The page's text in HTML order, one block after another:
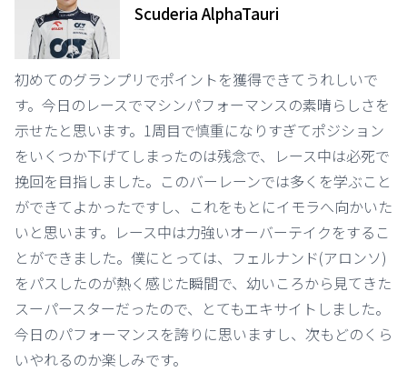
Scuderia AlphaTauri
初めてのグランプリでポイントを獲得できてうれしいで
す。今日のレースでマシンパフォーマンスの素晴らしさを
示せたと思います。1周目で慎重になりすぎてポジション
をいくつか下げてしまったのは残念で、レース中は必死で
挽回を目指しました。このバーレーンでは多くを学ぶこと
ができてよかったですし、これをもとにイモラへ向かいた
いと思います。レース中は力強いオーバーテイクをするこ
とができました。僕にとっては、フェルナンド(アロンソ)
をパスしたのが熱く感じた瞬間で、幼いころから見てきた
スーパースターだったので、とてもエキサイトしました。
今日のパフォーマンスを誇りに思いますし、次もどのくら
いやれるのか楽しみです。